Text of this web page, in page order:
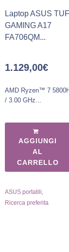
Laptop ASUS TUF
GAMING A17
FA706QM...
1.129,00€
AMD Ryzen™ 7 5800H
/ 3.00 GHz...
AGGIUNGI
AL
CARRELLO
ASUS portatili,
Ricerca preferita